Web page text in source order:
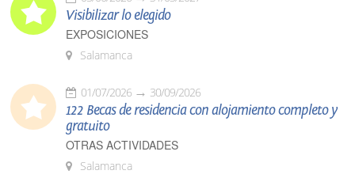
Visibilizar lo elegido
EXPOSICIONES
Salamanca
01/07/2026 30/09/2026
122 Becas de residencia con alojamiento completo y
gratuito
OTRAS ACTIVIDADES
Salamanca